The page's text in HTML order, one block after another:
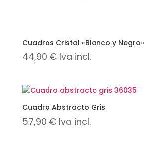
Cuadros Cristal «Blanco y Negro»
44,90 € Iva incl.
Cuadro Abstracto Gris
57,90 € Iva incl.